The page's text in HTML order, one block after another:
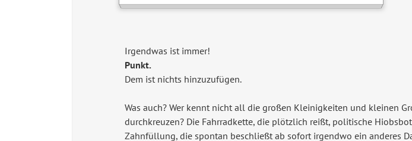
Irgendwas ist immer!
Punkt.
Dem ist nichts hinzuzufügen.
Was auch? Wer kennt nicht all die großen Kleinigkeiten und kleinen
durchkreuzen? Die Fahrradkette, die plötzlich reißt, politische
Zahnfüllung, die spontan beschließt ab sofort irgendwo ein anderes